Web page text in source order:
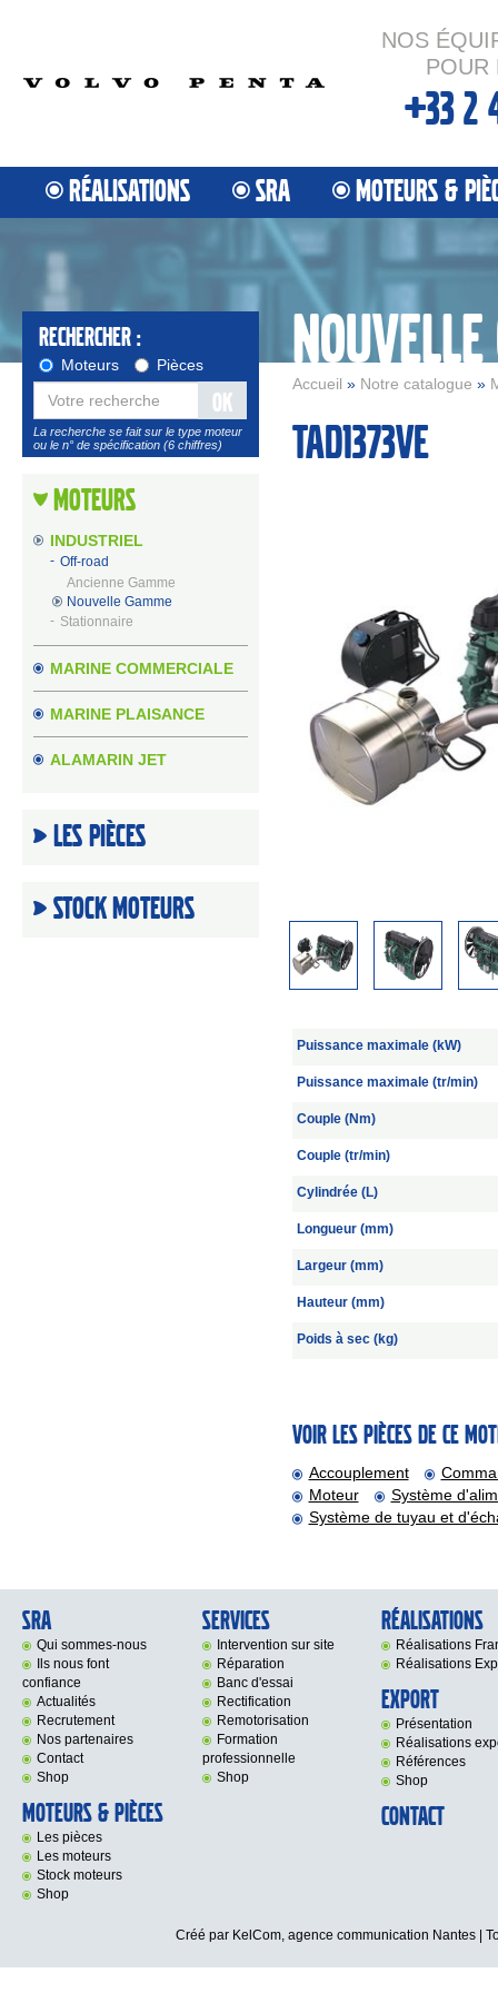
NOS
POUR
+33 2
RÉALISATIONS SRA MOTEURS &
Accueil » Notre catalogue »
Rechercher :
Moteurs Pièces
OK
La recherche se fait sur le type moteur
ou le n° de spécification (6 chiffres)
Moteurs
INDUSTRIEL
Off-road
Ancienne Gamme
Nouvelle Gamme
Stationnaire
MARINE COMMERCIALE
MARINE PLAISANCE
ALAMARIN JET
Les Pièces
Stock moteurs
tad1373ve
Puissance maximale (kW)
Puissance maximale (tr/min)
Couple (Nm)
Couple (tr/min)
Cylindrée (L)
Longueur (mm)
Largeur (mm)
Hauteur (mm)
Poids à sec (kg)
Voir les pièces de ce
Accouplement
Moteur
Système
Système de tuyau et
SRA
Qui sommes-nous
Ils nous font
confiance
Actualités
Recrutement
Nos partenaires
Contact
Shop
Moteurs & Pièces
Les pièces
Les moteurs
Stock moteurs
Shop
Services
Intervention sur site
Réparation
Banc d'essai
Rectification
Remotorisation
Formation
professionnelle
Shop
Réalisations
Réalisations
Réalisations
Export
Présentation
Réalisations
Références
Shop
Contact
Créé par KelCom, agence communication Nantes |